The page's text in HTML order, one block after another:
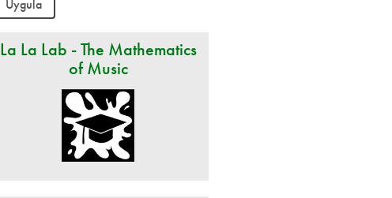
La La Lab - The Mathematics
of Music